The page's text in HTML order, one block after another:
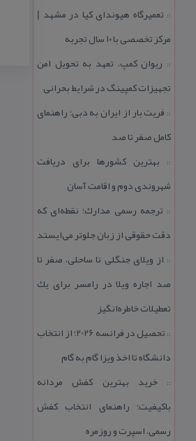
:: تعمیرگاه هیوندای كیا در مشهد |
مركز تخصصی با ۱۰ سال تجربه
:: ریوان كمپ، تعهد به تحویل امن
تجهیزات كمپینگ در شرایط بحرانی
:: فریت بار از ایران به دبی؛ راهنمای
كامل صفر تا صد
:: بهترین كشورها برای دریافت
شهروندی دوم و اقامت آسان
:: ترجمه رسمی مدارك؛ نقطه‌ای كه
دقت حقوقی از زبان جلوتر می‌ایستد
:: از ویلای جنگلی تا ساحلی، صفر تا
صد اجاره ویلا در رامسر برای یك
تعطیلات خاطره‌انگیز
::
تحصیل در فرانسه 2026؛ از انتخاب
دانشگاه تا اخذ ویزا گام به گام
::خرید بهترین كفش مردانه
باكیفیت؛ راهنمای انتخاب كفش
رسمی، اسپرت و روزمره